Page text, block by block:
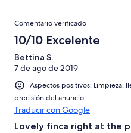
there in July and the weather
definitely come back!
Comentario verificado
10/10 Excelente
Bettina S.
7 de ago de 2019
Aspectos positivos: Limpieza,
precisión del anuncio
Traducir con Google
Lovely finca right at the